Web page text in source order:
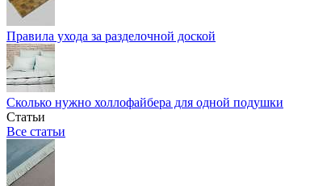
Правила ухода за разделочной доской
Сколько нужно холлофайбера для одной подушки
Статьи
Все статьи